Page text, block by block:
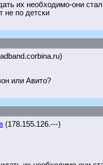
их необходимо-они
не по детски
или Авито?
(178.155.126.---)